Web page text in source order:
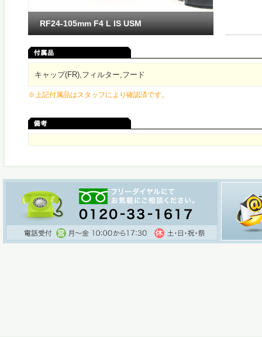
RF24-105mm F4 L IS USM
キャップ(FR),フィルター,フード
※上記付属品はスタッフにより確認済です。